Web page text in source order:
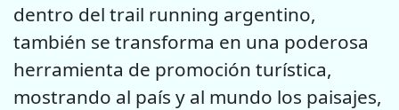
dentro del trail running argentino,
también se transforma en una poderosa
herramienta de promoción turística,
mostrando al país y al mundo los paisajes,